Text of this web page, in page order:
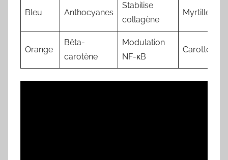
Bleu Anthocyanes
Stabilise
collagène
Myrtille
Orange
Bêta-
carotène
Modulation
NF-κB
Carotte